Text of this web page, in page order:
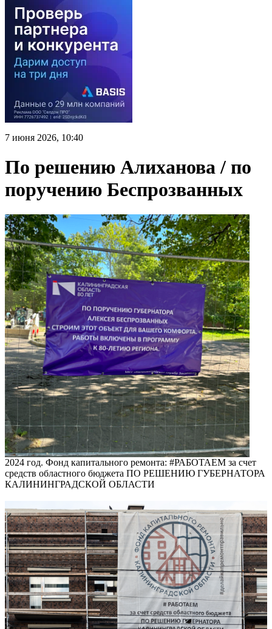
7 июня 2026, 10:40
По решению Алиханова / по
поручению Беспрозванных
2024 год. Фонд капитального ремонта: #РАБОТАЕМ за счет
средств областного бюджета ПО РЕШЕНИЮ ГУБЕРНАТОРА
КАЛИНИНГРАДСКОЙ ОБЛАСТИ